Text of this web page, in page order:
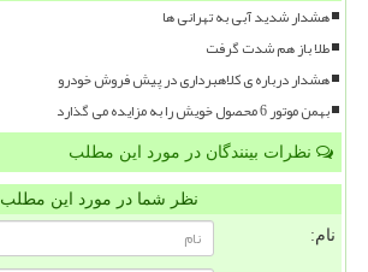
هشدار شدید آبی به تهرانی ها
طلا باز هم شدت گرفت
هشدار درباره ی کلاهبرداری در پیش فروش خودرو
بهمن موتور 6 محصول خویش را به مزایده می گذارد
نظرات بینندگان در مورد این مطلب
نظر شما در مورد این مطلب
نام: